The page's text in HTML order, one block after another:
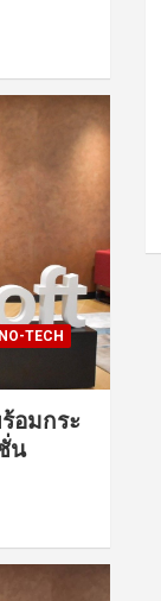
TECH
อมกระ
น